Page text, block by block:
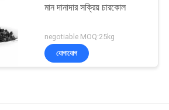
মান দানাদার সক্রিয় চারকোল
negotiable MOQ:25kg
যোগাযোগ